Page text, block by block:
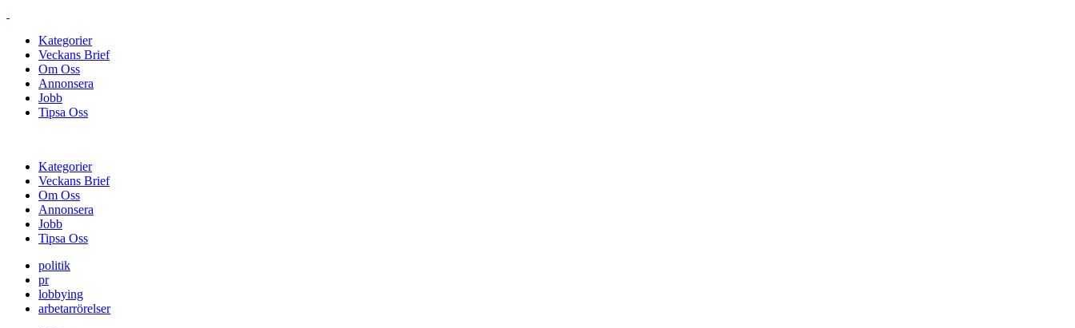
Kategorier
Veckans Brief
Om Oss
Annonsera
Jobb
Tipsa Oss
Kategorier
Veckans Brief
Om Oss
Annonsera
Jobb
Tipsa Oss
politik
pr
lobbying
arbetarrörelser